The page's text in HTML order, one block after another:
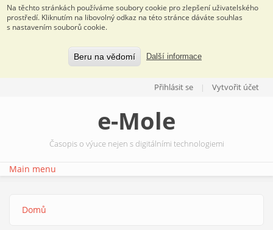
Na těchto stránkách používáme soubory cookie pro zlepšení uživatelského
prostředí. Kliknutím na libovolný odkaz na této stránce dáváte souhlas
s nastavením souborů cookie.
Beru na vědomí Další informace
Přihlásit se Vytvořit účet
e-Mole
Časopis o výuce nejen s digitálními technologiemi
Main menu
Jste zde
Domů